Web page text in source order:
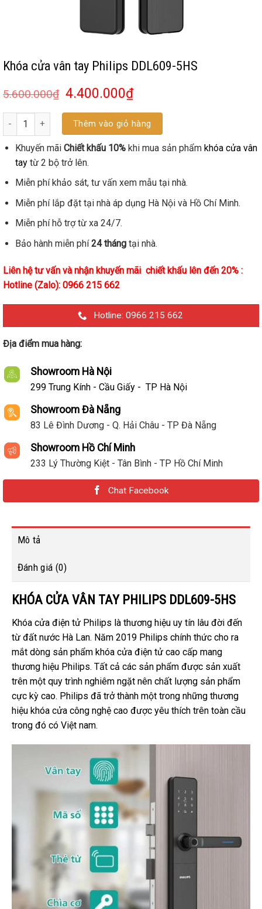
Khóa cửa vân tay Philips DDL609-5HS
5.600.000₫ 4.400.000₫
Số lượng Thêm vào giỏ hàng
Khuyến mãiChiết khấu 10%khi mua sản phẩm khóa cửa vân
taytừ 2 bộ trở lên.
Miễn phí khảo sát, tư vấn xem mẫu tại nhà.
Miễn phí lắp đặt tại nhà áp dụng Hà Nội và Hồ Chí Minh.
Miễn phí hỗ trợ từ xa 24/7.
Bảo hành miễn phí24 thángtại nhà.
Liên hệ tư vấn và nhận khuyến mãi chiết khấu lên đến 20% :
Hotline (Zalo): 0966 215 662
Hotline: 0966 215 662
Địa điểm mua hàng:
Showroom Hà Nội
299 Trung Kính - Cầu Giấy - TP Hà Nội
Showroom Đà Nẵng
83 Lê Đình Dương - Q. Hải Châu - TP Đà Nẵng
Showroom Hồ Chí Minh
233 Lý Thường Kiệt - Tân Bình - TP Hồ Chí Minh
Chat Facebook
Mô tả
Đánh giá (0)
KHÓA CỬA VÂN TAY PHILIPS DDL609-5HS
Khóa cửa điện tửPhilips là thương hiệu uy tín lâu đời đến
từ đất nước Hà Lan. Năm 2019 Philips chính thức cho ra
mắt dòng sản phẩm khóa cửa điện tử cao cấp mang
thương hiệu Philips. Tất cả các sản phẩm được sản xuất
trên một quy trình nghiêm ngặt nên chất lượng sản phẩm
cực kỳ cao. Philips đã trở thành một trong những thương
hiệu khóa cửa công nghệ cao được yêu thích trên toàn cầu
trong đó có Việt nam.